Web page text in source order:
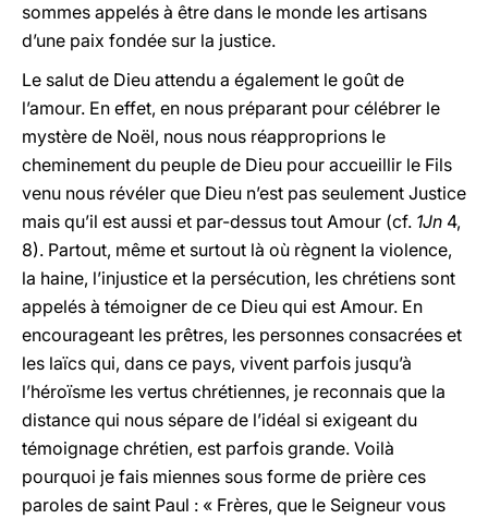
sommes appelés à être dans le monde les artisans
d’une paix fondée sur la justice.
Le salut de Dieu attendu a également le goût de
l’amour. En effet, en nous préparant pour célébrer le
mystère de Noël, nous nous réapproprions le
cheminement du peuple de Dieu pour accueillir le Fils
venu nous révéler que Dieu n’est pas seulement Justice
mais qu’il est aussi et par-dessus tout Amour (cf. 1Jn 4,
8). Partout, même et surtout là où règnent la violence,
la haine, l’injustice et la persécution, les chrétiens sont
appelés à témoigner de ce Dieu qui est Amour. En
encourageant les prêtres, les personnes consacrées et
les laïcs qui, dans ce pays, vivent parfois jusqu’à
l’héroïsme les vertus chrétiennes, je reconnais que la
distance qui nous sépare de l’idéal si exigeant du
témoignage chrétien, est parfois grande. Voilà
pourquoi je fais miennes sous forme de prière ces
paroles de saint Paul : « Frères, que le Seigneur vous